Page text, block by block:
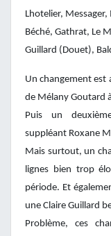
Lhotelier,
Béché, Gathrat, Le
Guillard (Douet),
Un changement est
de Mélany Goutard
Puis un
suppléant Roxane
Mais surtout, un
lignes bien trop
période. Et
une Claire Guillard
Problème, ces